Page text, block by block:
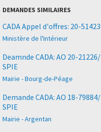
DEMANDES SIMILAIRES
CADA Appel d'offres: 20-51423
Ministère de l'Intérieur
Deamnde CADA: AO 20-21226/
SPIE
Mairie - Bourg-de-Péage
Demande CADA: AO 18-79884/
SPIE
Mairie - Argentan